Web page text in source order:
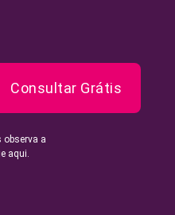
Consultar Grátis
a
aqui.